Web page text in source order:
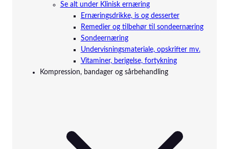
Se alt under Klinisk ernæring
Ernæringsdrikke, is og desserter
Remedier og tilbehør til sondeernæring
Sondeernæring
Undervisningsmateriale, opskrifter mv.
Vitaminer, berigelse, fortykning
Kompression, bandager og sårbehandling